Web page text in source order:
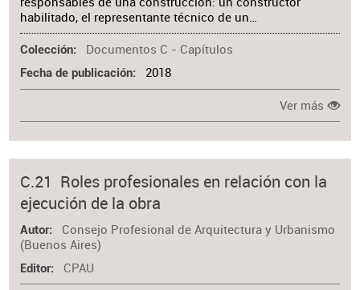
habilitado, el representante técnico de un…
Colección Documentos C - Capítulos
Fecha de publicación 2018
Ver más
C.21 Roles profesionales en relación con la
ejecución de la obra
Autor
Consejo Profesional de Arquitectura y Urbanismo
(Buenos Aires)
Editor CPAU